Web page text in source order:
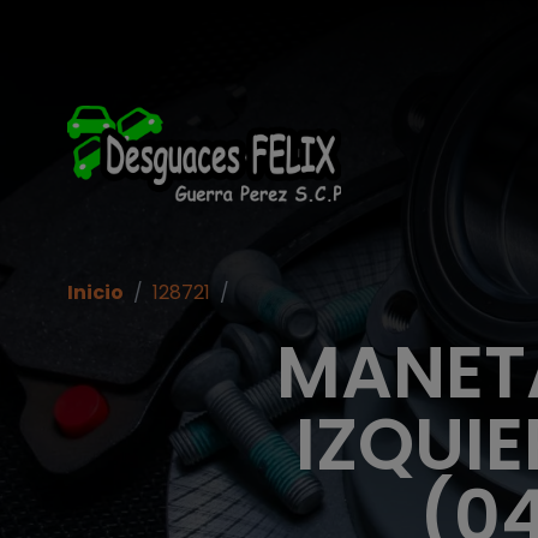
Inicio / 128721 /